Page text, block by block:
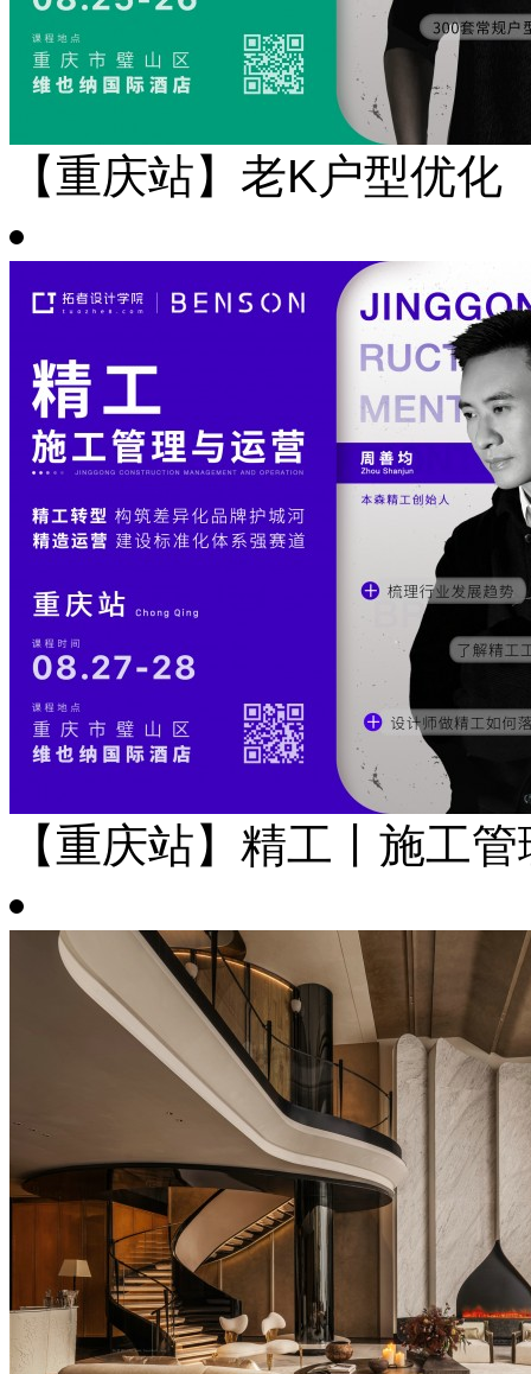
【重庆站】老K户型优化
【重庆站】精工丨施工管